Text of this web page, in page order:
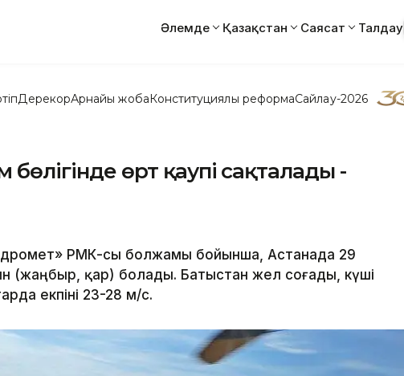
Әлемде Қазақстан Саясат Талдау
ДерекқорАрнайы жобаКонституциялық реформаСайлау-2026
бөлігінде өрт қаупі сақталады -
РМК-сы болжамы бойынша, Астанада 29
(жаңбыр, қар) болады. Батыстан жел соғады, күші
екпіні 23-28 м/с.